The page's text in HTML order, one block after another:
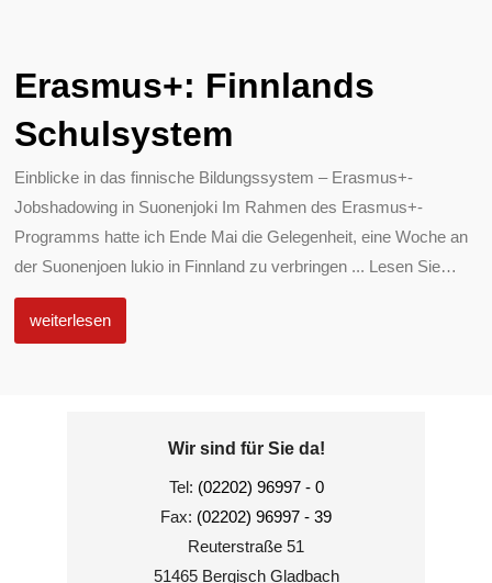
Erasmus+: Finnlands
Schulsystem
Einblicke in das finnische Bildungssystem – Erasmus+-
Jobshadowing in Suonenjoki Im Rahmen des Erasmus+-
Programms hatte ich Ende Mai die Gelegenheit, eine Woche an
der Suonenjoen lukio in Finnland zu verbringen ... Lesen Sie…
weiterlesen
Wir sind für Sie da!
Tel: (02202) 96997 - 0
Fax: (02202) 96997 - 39
Reuterstraße 51
51465 Bergisch Gladbach